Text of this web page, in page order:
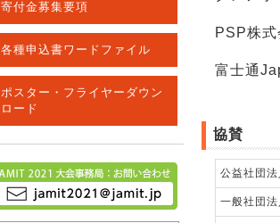
PSP株
富士通
協賛
公益社団
一般社団
寄付金募集要項
各種申込書ワードファイル
ポスター・フライヤーダウン
ロード